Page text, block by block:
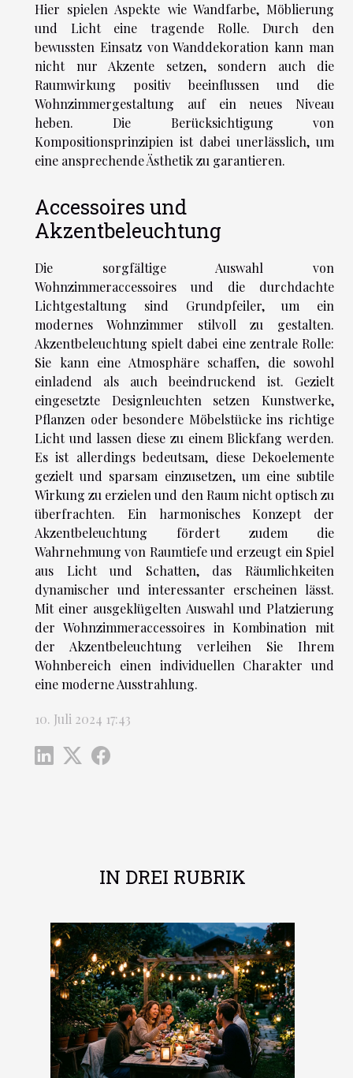
IN DREI RUBRIK
Hier spielen Aspekte wie Wandfarbe, Möblierung
und Licht eine tragende Rolle. Durch den
bewussten Einsatz von Wanddekoration kann man
nicht nur Akzente setzen, sondern auch die
Raumwirkung positiv beeinflussen und die
Wohnzimmergestaltung auf ein neues Niveau
heben. Die Berücksichtigung von
Kompositionsprinzipien ist dabei unerlässlich, um
eine ansprechende Ästhetik zu garantieren.
Accessoires und
Akzentbeleuchtung
Die sorgfältige Auswahl von
Wohnzimmeraccessoires und die durchdachte
Lichtgestaltung sind Grundpfeiler, um ein
modernes Wohnzimmer stilvoll zu gestalten.
Akzentbeleuchtung spielt dabei eine zentrale Rolle:
Sie kann eine Atmosphäre schaffen, die sowohl
einladend als auch beeindruckend ist. Gezielt
eingesetzte Designleuchten setzen Kunstwerke,
Pflanzen oder besondere Möbelstücke ins richtige
Licht und lassen diese zu einem Blickfang werden.
Es ist allerdings bedeutsam, diese Dekoelemente
gezielt und sparsam einzusetzen, um eine subtile
Wirkung zu erzielen und den Raum nicht optisch zu
überfrachten. Ein harmonisches Konzept der
Akzentbeleuchtung fördert zudem die
Wahrnehmung von Raumtiefe und erzeugt ein Spiel
aus Licht und Schatten, das Räumlichkeiten
dynamischer und interessanter erscheinen lässt.
Mit einer ausgeklügelten Auswahl und Platzierung
der Wohnzimmeraccessoires in Kombination mit
der Akzentbeleuchtung verleihen Sie Ihrem
Wohnbereich einen individuellen Charakter und
eine moderne Ausstrahlung.
10. Juli 2024 17:43